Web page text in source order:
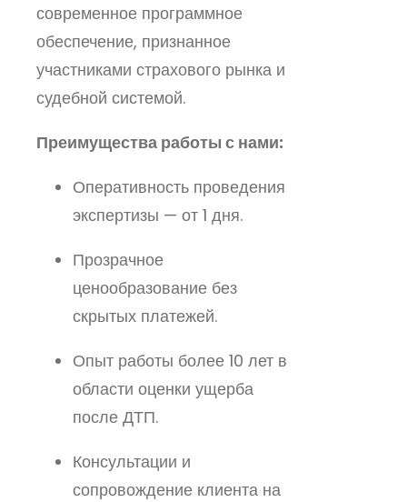
современное программное
обеспечение, признанное
участниками страхового рынка и
судебной системой.
Преимущества работы с нами:
Оперативность проведения
экспертизы — от 1 дня.
Прозрачное
ценообразование без
скрытых платежей.
Опыт работы более 10 лет в
области оценки ущерба
после ДТП.
Консультации и
сопровождение клиента на